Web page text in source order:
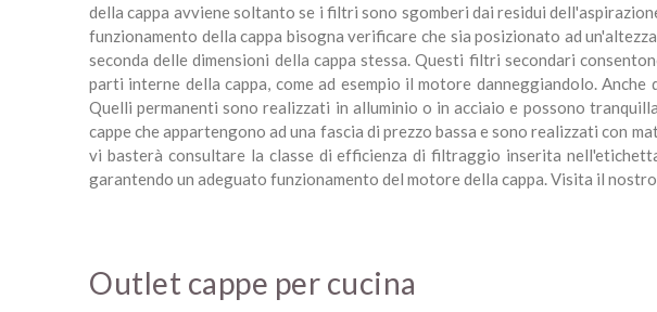
della cappa avviene soltanto se i filtri sono sgomberi dai residui
funzionamento della cappa bisogna verificare che sia posizionato ad
seconda delle dimensioni della cappa stessa. Questi filtri secondari
parti interne della cappa, come ad esempio il motore danneggiandolo.
Quelli permanenti sono realizzati in alluminio o in acciaio e possono
cappe che appartengono ad una fascia di prezzo bassa e sono realizzati con
vi basterà consultare la classe di efficienza di filtraggio inserita
garantendo un adeguato funzionamento del motore della cappa. Visita il
Outlet cappe per cucina